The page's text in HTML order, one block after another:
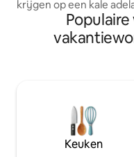
krijgen op een kale
rivier zweeft. Onze ruimte heeft een
lange oprit met meer
voor trailers. De jachthaven met een
campers is een paar
Onze familie heeft bijna
gewoond en nu zijn we
jou te delen!Keuken